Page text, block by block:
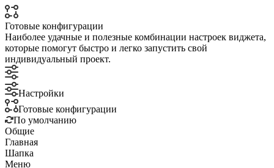
Готовые конфигурации
Наиболее удачные и полезные комбинации настроек виджета,
которые помогут быстро и легко запустить свой
индивидуальный проект.
Настройки
Готовые конфигурации
По умолчанию
Общие
Главная
Шапка
Меню